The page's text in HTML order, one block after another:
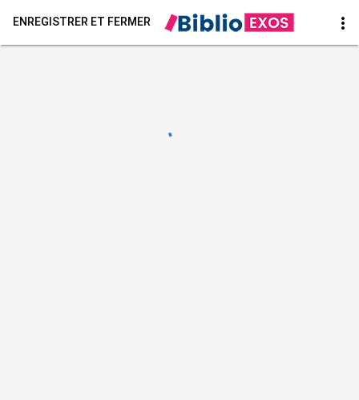
ENREGISTRER ET FERMER more_vert